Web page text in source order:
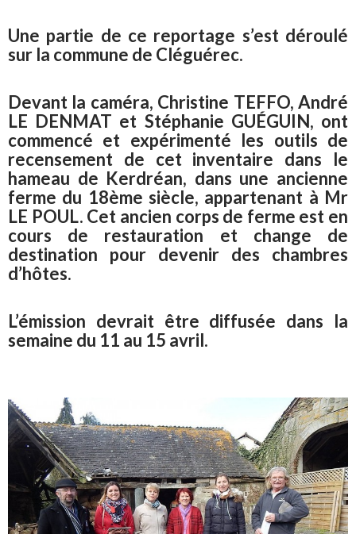
Une partie de ce reportage s’est déroulé
sur la commune de Cléguérec.
Devant la caméra, Christine TEFFO, André
LE DENMAT et Stéphanie GUÉGUIN, ont
commencé et expérimenté les outils de
recensement de cet inventaire dans le
hameau de Kerdréan, dans une ancienne
ferme du 18ème siècle, appartenant à Mr
LE POUL. Cet ancien corps de ferme est en
cours de restauration et change de
destination pour devenir des chambres
d’hôtes.
L’émission devrait être diffusée dans la
semaine du 11 au 15 avril.